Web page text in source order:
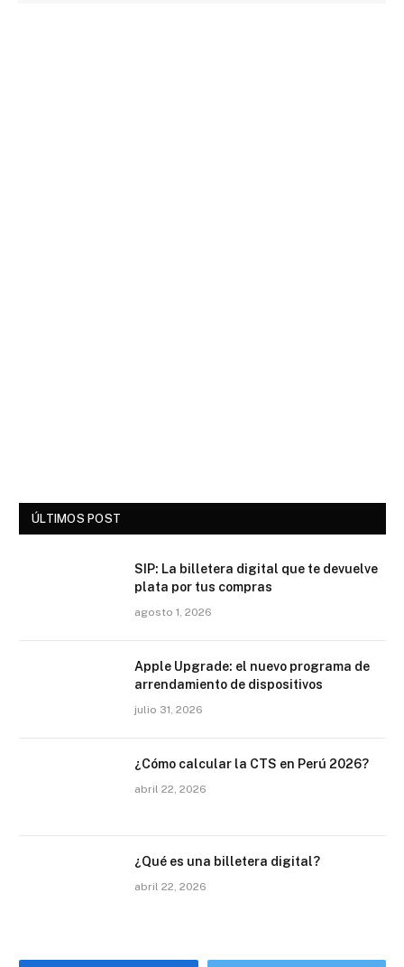
ÚLTIMOS POST
SIP: La billetera digital que te devuelve
plata por tus compras
agosto 1, 2026
Apple Upgrade: el nuevo programa de
arrendamiento de dispositivos
julio 31, 2026
¿Cómo calcular la CTS en Perú 2026?
abril 22, 2026
¿Qué es una billetera digital?
abril 22, 2026